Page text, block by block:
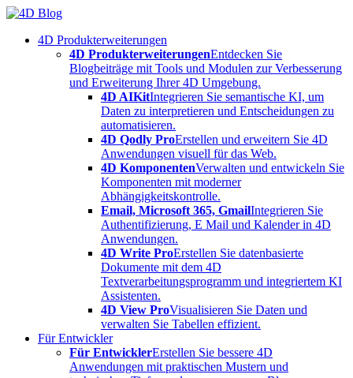
Skip
content4D Produkterweiterungen
4D ProdukterweiterungenEntdecken Sie
Blogbeiträge mit Tools und Modulen zur Verbesserung
und Erweiterung Ihrer 4D Umgebung.
4D AIKitIntegrieren Sie semantische KI, um
Daten zu interpretieren und Entscheidungen zu
automatisieren.
4D Qodly ProErstellen und erweitern Sie 4D
Anwendungen visuell für das Web.
4D KomponentenVerwalten und entwickeln Sie
Komponenten mit moderner
Abhängigkeitskontrolle.
Email, Microsoft 365, GmailIntegrieren Sie
Authentifizierung, E Mail und Kalender in 4D
Anwendungen.
4D Write ProErstellen Sie datenbasierte
Dokumente mit dem 4D
Textverarbeitungsprogramm und integriertem KI
Assistenten.
4D View ProVisualisieren Sie Daten und
verwalten Sie Tabellen effizient.
Für Entwickler
Für EntwicklerErstellen Sie bessere 4D
Anwendungen mit praktischen Mustern und